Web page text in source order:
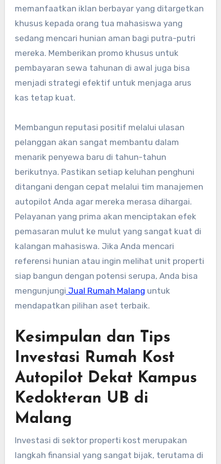
memanfaatkan iklan berbayar yang ditargetkan
khusus kepada orang tua mahasiswa yang
sedang mencari hunian aman bagi putra-putri
mereka. Memberikan promo khusus untuk
pembayaran sewa tahunan di awal juga bisa
menjadi strategi efektif untuk menjaga arus
kas tetap kuat.
Membangun reputasi positif melalui ulasan
pelanggan akan sangat membantu dalam
menarik penyewa baru di tahun-tahun
berikutnya. Pastikan setiap keluhan penghuni
ditangani dengan cepat melalui tim manajemen
autopilot Anda agar mereka merasa dihargai.
Pelayanan yang prima akan menciptakan efek
pemasaran mulut ke mulut yang sangat kuat di
kalangan mahasiswa. Jika Anda mencari
referensi hunian atau ingin melihat unit properti
siap bangun dengan potensi serupa, Anda bisa
mengunjungi Jual Rumah Malang untuk
mendapatkan pilihan aset terbaik.
Kesimpulan dan Tips
Investasi Rumah Kost
Autopilot Dekat Kampus
Kedokteran UB di
Malang
Investasi di sektor properti kost merupakan
langkah finansial yang sangat bijak, terutama di